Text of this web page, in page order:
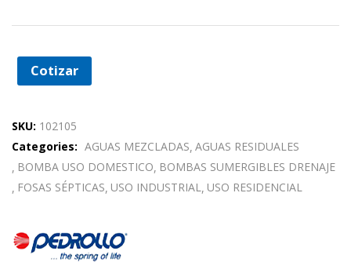
Cotizar
SKU: 102105
Categories: AGUAS MEZCLADAS AGUAS RESIDUALES
BOMBA USO DOMESTICO BOMBAS SUMERGIBLES DRENAJE
FOSAS SÉPTICAS USO INDUSTRIAL USO RESIDENCIAL